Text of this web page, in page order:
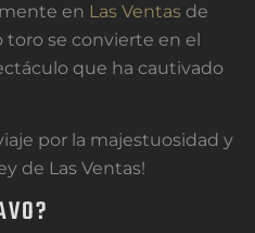
en Las Ventas de
toro se convierte en el
que ha cautivado
por la majestuosidad y
de Las Ventas!